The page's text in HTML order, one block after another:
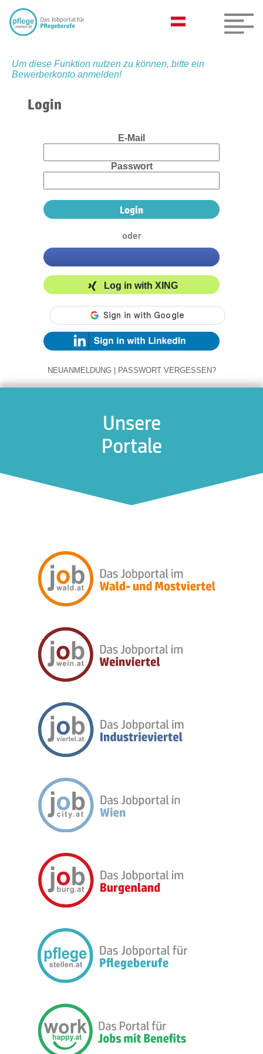
Um diese Funktion nutzen zu können, bitte ein
Bewerberkonto anmelden!
Login
E-Mail
Passwort
oder
Log in with XING
NEUANMELDUNG | PASSWORT VERGESSEN?
Unsere
Portale